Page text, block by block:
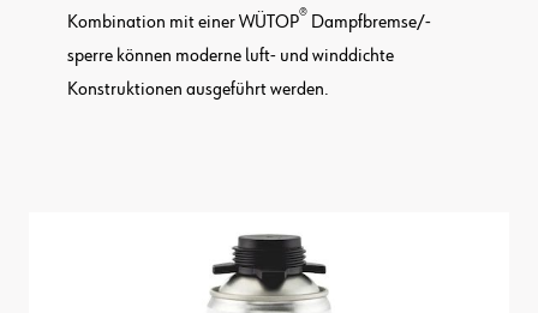
Kombination mit einer WÜTOP® Dampfbremse/-
sperre können moderne luft- und winddichte
Konstruktionen ausgeführt werden.